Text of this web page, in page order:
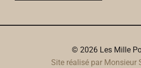
© 2026 Les Mille
Site réalisé par Monsieur